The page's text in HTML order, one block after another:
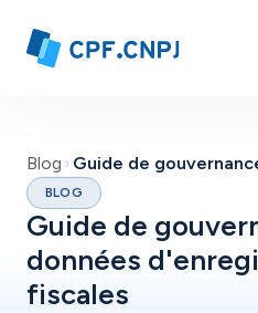
Blog
BLOG
Guide de
données
fiscales